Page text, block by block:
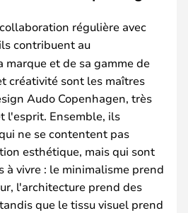
régulière avec
contribuent au
et de sa gamme de
créativité sont les maîtres
Audo Copenhagen, très
l'esprit. Ensemble, ils
ne se contentent pas
esthétique, mais qui sont
à vivre : le minimalisme prend
l'architecture prend des
que le tissu visuel prend